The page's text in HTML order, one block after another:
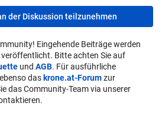
der Diskussion teilzunehmen
Eingehende Beiträge werden
Bitte achten Sie auf
und AGB. Für ausführliche
das krone.at-Forumzur
das Community-Team via unserer